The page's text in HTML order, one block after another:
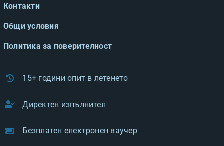
Контакти
Общи условия
Политика за поверителност
15+ години опит в летенето
Директен изпълнител
Безплатен електронен ваучер